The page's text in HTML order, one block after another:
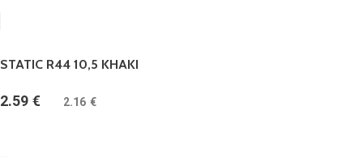
STATIC R44 10,5 KHAKI
2.59 € 2.16 €